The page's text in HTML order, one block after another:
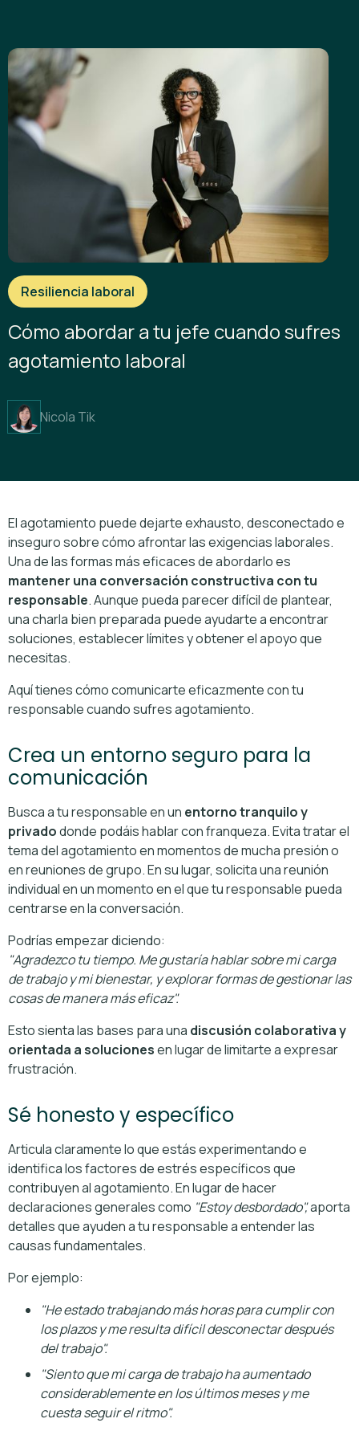
Resiliencia laboral
Cómo abordar a tu jefe cuando sufres
agotamiento laboral
Nicola Tik
El agotamiento puede dejarte exhausto, desconectado e
inseguro sobre cómo afrontar las exigencias laborales.
Una de las formas más eficaces de abordarlo es
mantener una conversación constructiva con tu
responsable. Aunque pueda parecer difícil de plantear,
una charla bien preparada puede ayudarte a encontrar
soluciones, establecer límites y obtener el apoyo que
necesitas.
Aquí tienes cómo comunicarte eficazmente con tu
responsable cuando sufres agotamiento.
Crea un entorno seguro para la
comunicación
Busca a tu responsable en un entorno tranquilo y
privadodonde podáis hablar con franqueza. Evita tratar el
tema del agotamiento en momentos de mucha presión o
en reuniones de grupo. En su lugar, solicita una reunión
individual en un momento en el que tu responsable pueda
centrarse en la conversación.
Podrías empezar diciendo:
"Agradezco tu tiempo. Me gustaría hablar sobre mi carga
de trabajo y mi bienestar, y explorar formas de gestionar las
cosas de manera más eficaz".
Esto sienta las bases para una discusión colaborativa y
orientada a solucionesen lugar de limitarte a expresar
frustración.
Sé honesto y específico
Articula claramente lo que estás experimentando e
identifica los factores de estrés específicos que
contribuyen al agotamiento. En lugar de hacer
declaraciones generales como "Estoy desbordado",aporta
detalles que ayuden a tu responsable a entender las
causas fundamentales.
Por ejemplo:
"He estado trabajando más horas para cumplir con
los plazos y me resulta difícil desconectar después
del trabajo".
"Siento que mi carga de trabajo ha aumentado
considerablemente en los últimos meses y me
cuesta seguir el ritmo".